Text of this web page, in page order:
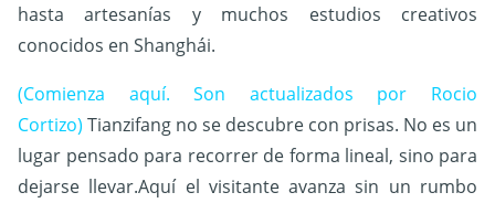
hasta artesanías y muchos estudios creativos
conocidos en Shanghái.
(Comienza aquí. Son actualizados por Rocio
Cortizo) Tianzifang no se descubre con prisas. No es un
lugar pensado para recorrer de forma lineal, sino para
dejarse llevar.Aquí el visitante avanza sin un rumbo